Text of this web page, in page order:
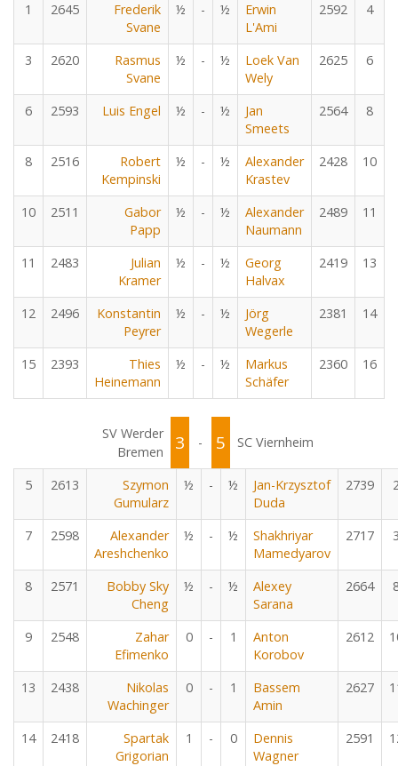
1 2645
Frederik
Svane
½ - ½
Erwin
L'Ami
2592 4
3 2620
Rasmus
Svane
½ - ½
Loek Van
Wely
2625 6
6 2593 Luis Engel ½ - ½
Jan
Smeets
2564 8
8 2516
Robert
Kempinski
½ - ½
Alexander
Krastev
2428 10
10 2511
Gabor
Papp
½ - ½
Alexander
Naumann
2489 11
11 2483
Julian
Kramer
½ - ½
Georg
Halvax
2419 13
12 2496
Konstantin
Peyrer
½ - ½
Jörg
Wegerle
2381 14
15 2393
Thies
Heinemann
½ - ½
Markus
Schäfer
2360 16
SV Werder
Bremen
3 - 5 SC Viernheim
5 2613
Szymon
Gumularz
½ - ½
Jan-Krzysztof
Duda
2739
7 2598
Alexander
Areshchenko
½ - ½
Shakhriyar
Mamedyarov
2717
8 2571
Bobby Sky
Cheng
½ - ½
Alexey
Sarana
2664
9 2548
Zahar
Efimenko
0 - 1
Anton
Korobov
2612
13 2438
Nikolas
Wachinger
0 - 1
Bassem
Amin
2627
14 2418
Spartak
Grigorian
1 - 0
Dennis
Wagner
2591